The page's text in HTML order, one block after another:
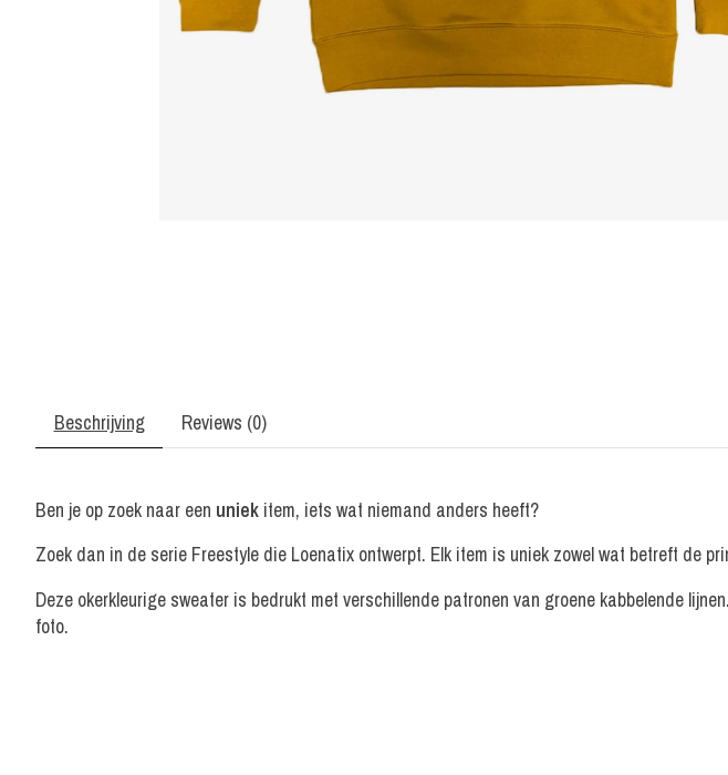
Beschrijving Reviews (0)
Ben je op zoek naar een uniek item, iets wat niemand anders heeft?
Zoek dan in de serie Freestyle die Loenatix ontwerpt. Elk item is uniek zowel wat betreft de
Deze okerkleurige sweater is bedrukt met verschillende patronen van groene kabbelende
foto.